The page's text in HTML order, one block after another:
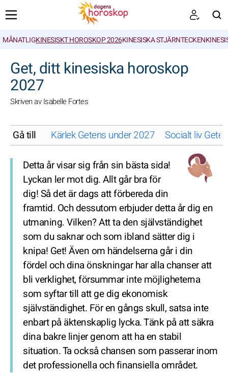
MÅNATLIGKINESISKT HOROSKOP 2026KINESISKA STJÄRNTECKEN
Get, ditt kinesiska horoskop
2027
Skriven av Isabelle Fortes
Gå till Kärlek Getens under 2027 Socialt liv
Detta år visar sig från sin bästa sida!
Lyckan ler mot dig. Allt går bra för
dig! Så det är dags att förbereda din
framtid. Och dessutom erbjuder detta år dig en
utmaning. Vilken? Att ta den självständighet
som du saknar och som ibland sätter dig i
knipa! Get! Även om händelserna går i din
fördel och dina önskningar har alla chanser att
bli verklighet, försummar inte möjligheterna
som syftar till att ge dig ekonomisk
självständighet. För en gångs skull, satsa inte
enbart på äktenskaplig lycka. Tänk på att säkra
dina bakre linjer genom att ha en stabil
situation. Ta också chansen som passerar inom
det professionella och finansiella området.